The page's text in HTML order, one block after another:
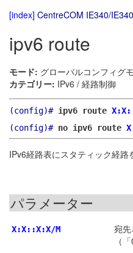
[index] CentreCOM IE340/
ipv6 route
モード: グローバルコンフィグ
カテゴリー: IPv6 / 経路制御
(config)# ipv6 route
(config)# no ipv6 route
IPv6経路表にスタティック経路
パラメーター
X:X::X:X/M
宛
（